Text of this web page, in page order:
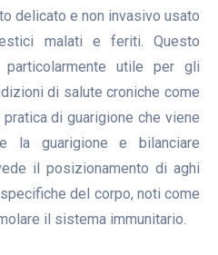
delicato e non invasivo usato
malati e feriti. Questo
utile per gli
di salute croniche come
di guarigione che viene
la guarigione e bilanciare
il posizionamento di aghi
del corpo, noti come
il sistema immunitario.